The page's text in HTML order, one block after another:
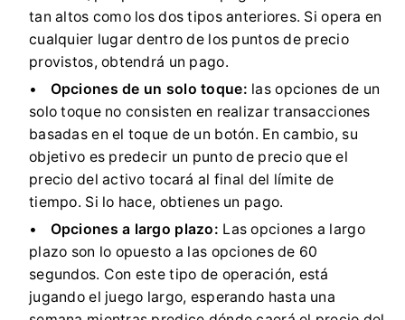
tan altos como los dos tipos anteriores. Si opera en
cualquier lugar dentro de los puntos de precio
provistos, obtendrá un pago.
Opciones de un solo toque: las opciones de un
solo toque no consisten en realizar transacciones
basadas en el toque de un botón. En cambio, su
objetivo es predecir un punto de precio que el
precio del activo tocará al final del límite de
tiempo. Si lo hace, obtienes un pago.
Opciones a largo plazo: Las opciones a largo
plazo son lo opuesto a las opciones de 60
segundos. Con este tipo de operación, está
jugando el juego largo, esperando hasta una